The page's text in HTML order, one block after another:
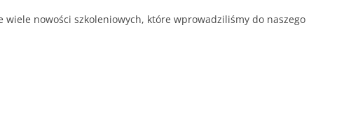
wiele nowości szkoleniowych, które wprowadziliśmy do naszego